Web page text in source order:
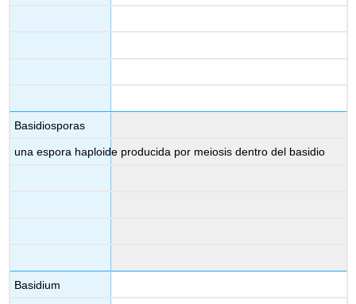
Basidiosporas
una espora haploide producida por meiosis dentro del basidio
Basidium